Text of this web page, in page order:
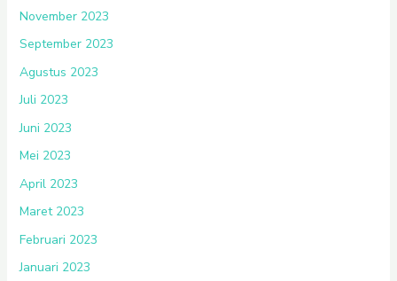
November 2023
September 2023
Agustus 2023
Juli 2023
Juni 2023
Mei 2023
April 2023
Maret 2023
Februari 2023
Januari 2023